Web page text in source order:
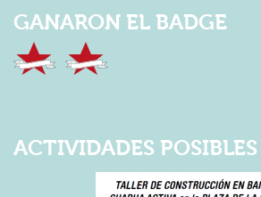
GANARON EL BADGE
ACTIVIDADES POSIBLES